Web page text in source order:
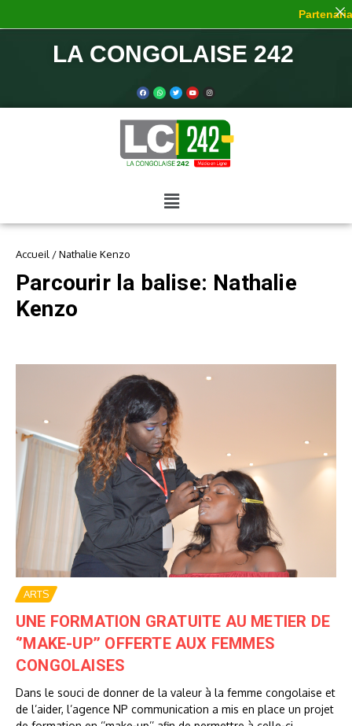
LA CONGOLAISE 242
Accueil /Nathalie Kenzo
Parcourir la balise: Nathalie
Kenzo
ARTS
UNE FORMATION GRATUITE AU METIER DE
‘’MAKE-UP’’ OFFERTE AUX FEMMES
CONGOLAISES
Dans le souci de donner de la valeur à la femme congolaise et
de l’aider, l’agence NP communication a mis en place un projet